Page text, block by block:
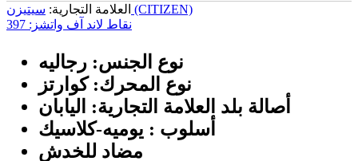
العلامة التجارية: سیتیزن (CITIZEN)
نقاط لاند آف واتشز: 397
نوع الجنس: رجالیه
نوع المحرك: كوارتز
أصالة بلد العلامة التجارية: اليابان
أسلوب : يومیه-كلاسيك
مضاد للخدش